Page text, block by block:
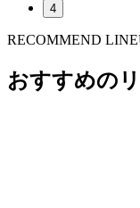
4
RECOMMEND
おすすめの